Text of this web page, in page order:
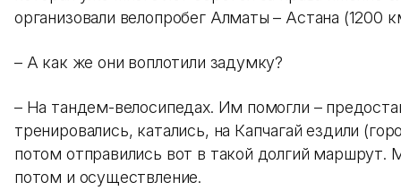
организовали велопробег Алматы – Астана (1200
– А как же они воплотили задумку?
– На тандем-велосипедах. Им помогли –
тренировались, катались, на Капчагай ездили
потом отправились вот в такой долгий маршрут.
потом и осуществление.